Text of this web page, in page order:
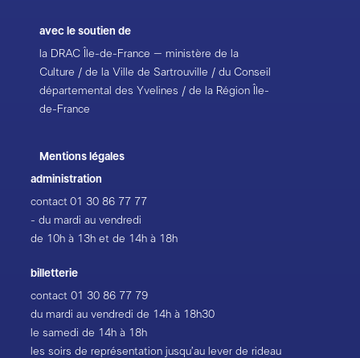
avec le soutien de
la DRAC Île-de-France – ministère de la
Culture / de la Ville de Sartrouville / du Conseil
départemental des Yvelines / de la Région Île-
de-France
Mentions légales
administration
contact 01 30 86 77 77
- du mardi au vendredi
de 10h à 13h et de 14h à 18h
billetterie
contact 01 30 86 77 79
du mardi au vendredi de 14h à 18h30
le samedi de 14h à 18h
les soirs de représentation jusqu’au lever de rideau